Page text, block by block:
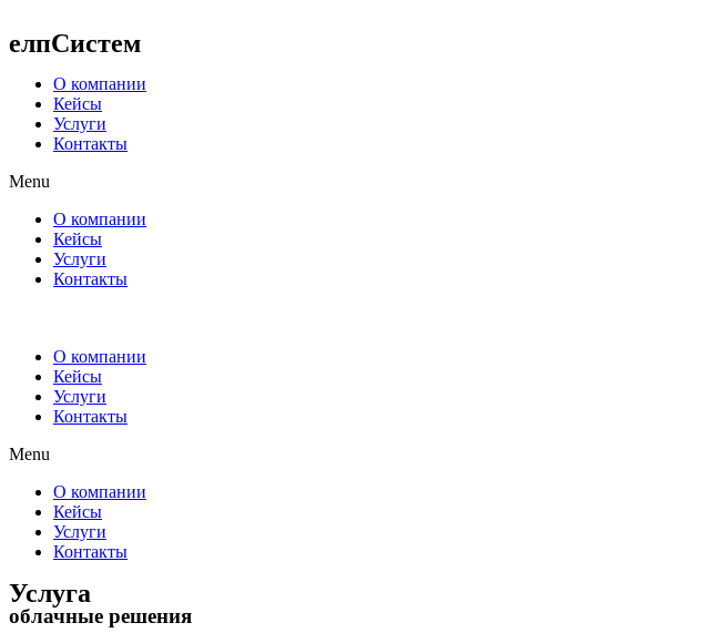
к
содержимому
елпСистем
О компании
Кейсы
Услуги
Контакты
Menu
О компании
Кейсы
Услуги
Контакты
О компании
Кейсы
Услуги
Контакты
Menu
О компании
Кейсы
Услуги
Контакты
Услуга
облачные решения